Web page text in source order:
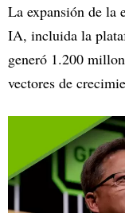
La expansión de la
IA, incluida la
generó 1.200
vectores de